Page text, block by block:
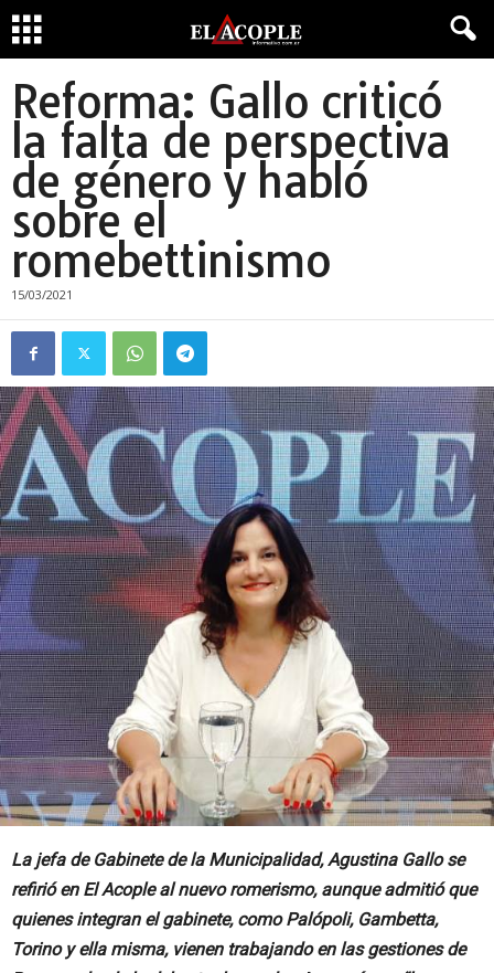
Reforma: Gallo criticó
la falta de perspectiva
de género y habló
sobre el
romebettinismo
15/03/2021
La jefa de Gabinete de la Municipalidad, Agustina Gallo se
refirió en El Acople al nuevo romerismo, aunque admitió que
quienes integran el gabinete, como Palópoli, Gambetta,
Torino y ella misma, vienen trabajando en las gestiones de